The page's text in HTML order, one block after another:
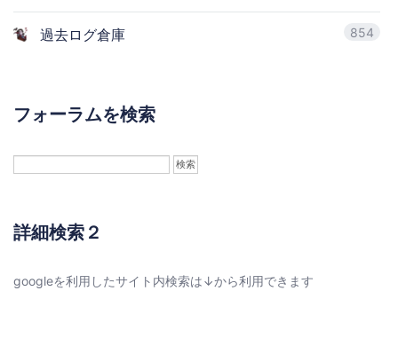
過去ログ倉庫 854
フォーラムを検索
詳細検索２
googleを利用したサイト内検索は↓から利用できます